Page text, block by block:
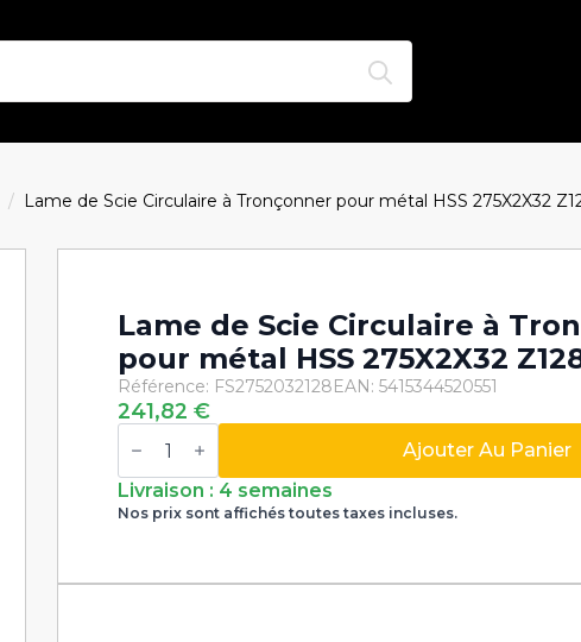
Lame de Scie Circulaire à Tronçonner pour métal HSS 275X2X32
Lame de Scie Circulaire à
pour métal HSS 275X2X32
Référence: FS2752032128EAN: 5415344520551
241,82€
quantité
de
de
Scie
Circulaire
pour
Ajouter Au Panier
Livraison : 4 semaines
Nos prix sont affichés toutes taxes incluses.